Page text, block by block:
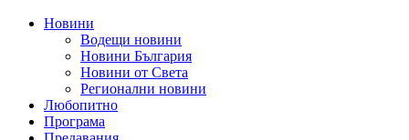
Новини
Водещи новини
Новини България
Новини от Света
Регионални новини
Любопитно
Програма